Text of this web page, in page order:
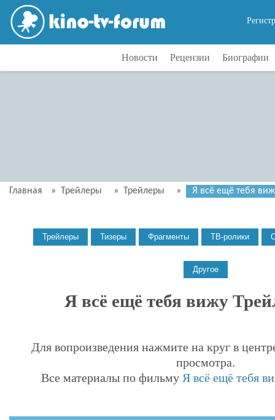
Новости Рецензии Биографии
Главная » Трейлеры » Трейлеры » Я всё ещё тебя
Я всё ещё тебя вижу
Для вопроизведения нажмите на круг в
просмотра.
Все материалы по фильму Я всё ещё тебя